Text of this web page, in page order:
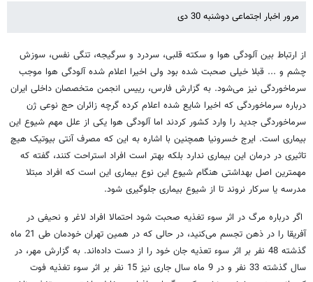
مرور اخبار اجتماعی دوشنبه 30 دی
از ارتباط بین آلودگی هوا و سکته قلبی، سردرد و سرگیجه، تنگی نفس، سوزش
چشم و ... قبلا خیلی صحبت شده بود ولی اخیرا اعلام شده آلودگی هوا موجب
سرماخوردگی نیز می‌شود. به گزارش فارس، رییس انجمن متخصصان داخلی ایران
درباره سرماخوردگی که اخیرا شایع شده اعلام کرده گرچه زائران حج نوعی ژن
سرماخوردگی جدید را وارد کشور کردند اما آلودگی هوا یکی از علل مهم شیوع این
بیماری است. ایرج خسرونیا همچنین با اشاره به این که مصرف آنتی بیوتیک هیچ
تاثیری در درمان این بیماری ندارد بلکه بهتر است افراد استراحت کنند، گفته که
مهمترین اصل بهداشتی هنگام شیوع این نوع بیماری این است که افراد مبتلا
مدرسه یا سرکار نروند تا از شیوع بیماری جلوگیری شود.
اگر درباره مرگ در اثر سوء تغذیه صحبت شود احتمالا افراد لاغر و نحیفی در
آفریقا را در ذهن تجسم می‌کنید، در حالی که در همین تهران خودمان طی 21 ماه
گذشته 48 نفر بر اثر سوء تعذیه جان خود را از دست داده‌اند. به گزارش مهر، در
سال گذشته 33 نفر و در 9 ماه سال جاری نیز 15 نفر بر اثر سوء تغذیه فوت